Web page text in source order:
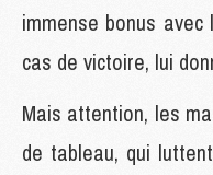
immense bonus
cas de victoire, lui
Mais attention, les
de tableau, qui